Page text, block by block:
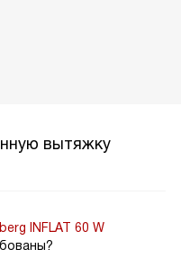
вытяжку
INFLAT 60 W